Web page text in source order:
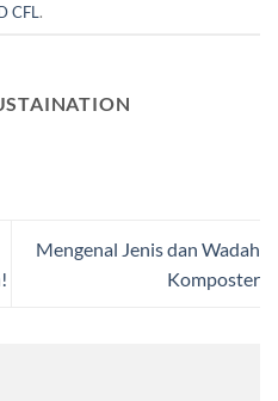
CFL.
Mengenal Jenis dan Wadah
Komposter